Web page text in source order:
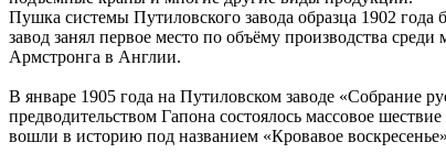
Пушка системы Путиловского завода образца 1902
завод занял первое место по объёму производства
Армстронга в Англии.
В январе 1905 года на Путиловском заводе «Собрание
предводительством Гапона состоялось массовое
вошли в историю под названием «Кровавое